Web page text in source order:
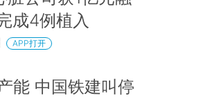
成4例植入
APP打开
能 中国铁建叫停